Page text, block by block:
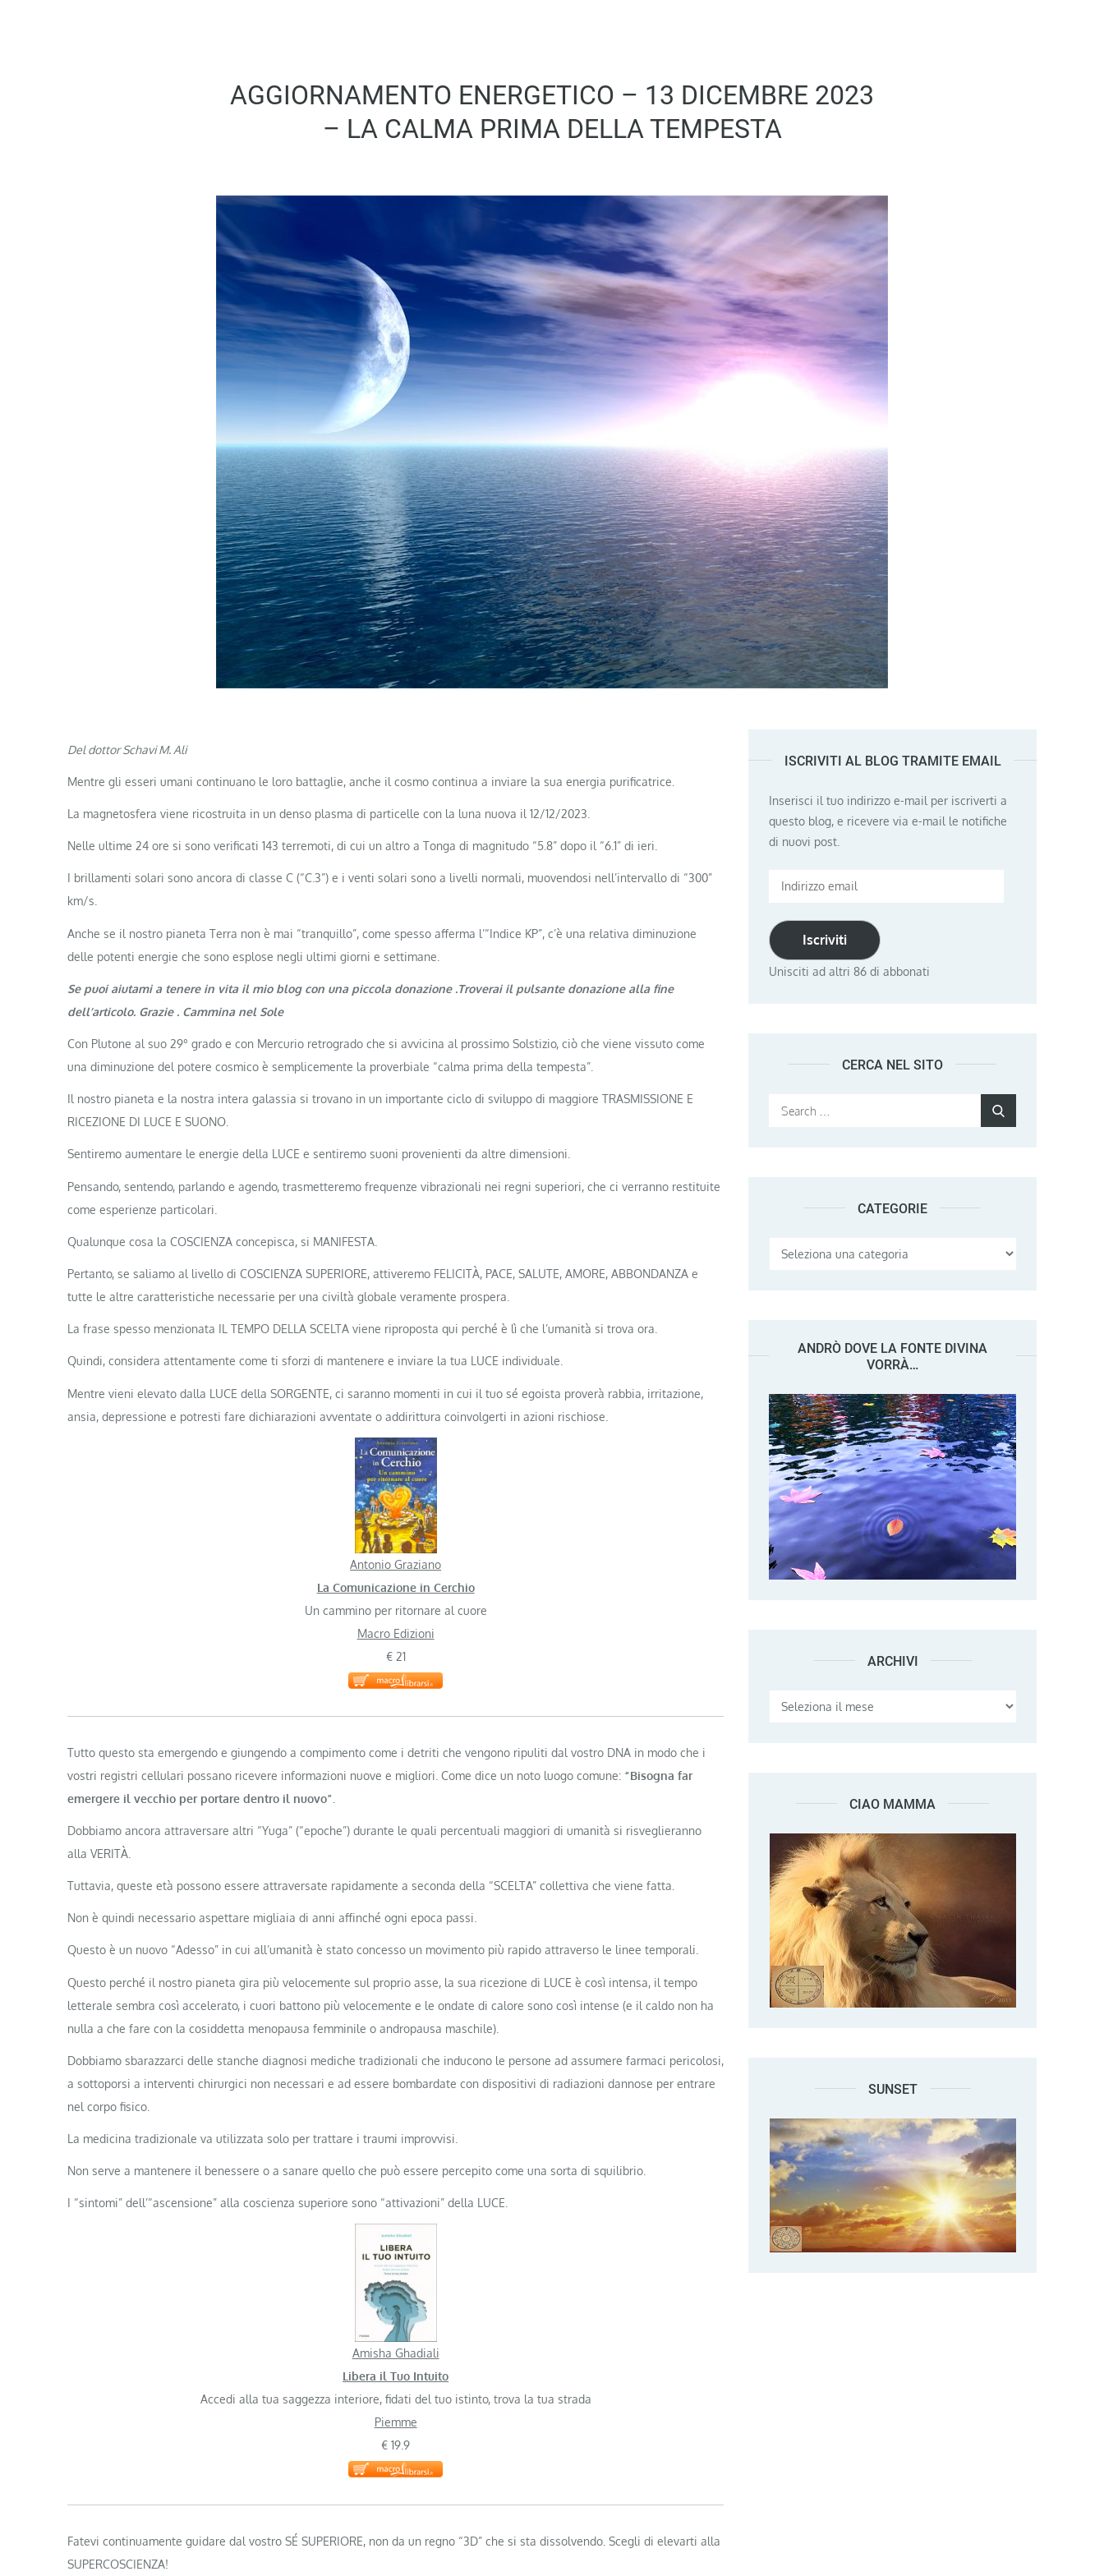
AGGIORNAMENTO ENERGETICO – 13 DICEMBRE 2023
– LA CALMA PRIMA DELLA TEMPESTA
Del dottor Schavi M. Ali
Mentre gli esseri umani continuano le loro battaglie, anche il cosmo continua a inviare la sua energia purificatrice.
La magnetosfera viene ricostruita in un denso plasma di particelle con la luna nuova il 12/12/2023.
Nelle ultime 24 ore si sono verificati 143 terremoti, di cui un altro a Tonga di magnitudo “5.8” dopo il “6.1” di ieri.
I brillamenti solari sono ancora di classe C (“C.3”) e i venti solari sono a livelli normali, muovendosi nell’intervallo di “300”
km/s.
Anche se il nostro pianeta Terra non è mai “tranquillo”, come spesso afferma l’“Indice KP”, c’è una relativa diminuzione
delle potenti energie che sono esplose negli ultimi giorni e settimane.
Se puoi aiutami a tenere in vita il mio blog con una piccola donazione .Troverai il pulsante donazione alla fine
dell’articolo. Grazie . Cammina nel Sole
Con Plutone al suo 29° grado e con Mercurio retrogrado che si avvicina al prossimo Solstizio, ciò che viene vissuto come
una diminuzione del potere cosmico è semplicemente la proverbiale “calma prima della tempesta”.
Il nostro pianeta e la nostra intera galassia si trovano in un importante ciclo di sviluppo di maggiore TRASMISSIONE E
RICEZIONE DI LUCE E SUONO.
Sentiremo aumentare le energie della LUCE e sentiremo suoni provenienti da altre dimensioni.
Pensando, sentendo, parlando e agendo, trasmetteremo frequenze vibrazionali nei regni superiori, che ci verranno restituite
come esperienze particolari.
Qualunque cosa la COSCIENZA concepisca, si MANIFESTA.
Pertanto, se saliamo al livello di COSCIENZA SUPERIORE, attiveremo FELICITÀ, PACE, SALUTE, AMORE, ABBONDANZA e
tutte le altre caratteristiche necessarie per una civiltà globale veramente prospera.
La frase spesso menzionata IL TEMPO DELLA SCELTA viene riproposta qui perché è lì che l’umanità si trova ora.
Quindi, considera attentamente come ti sforzi di mantenere e inviare la tua LUCE individuale.
Mentre vieni elevato dalla LUCE della SORGENTE, ci saranno momenti in cui il tuo sé egoista proverà rabbia, irritazione,
ansia, depressione e potresti fare dichiarazioni avventate o addirittura coinvolgerti in azioni rischiose.
Antonio Graziano
La Comunicazione in Cerchio
Un cammino per ritornare al cuore
Macro Edizioni
€ 21
Tutto questo sta emergendo e giungendo a compimento come i detriti che vengono ripuliti dal vostro DNA in modo che i
vostri registri cellulari possano ricevere informazioni nuove e migliori. Come dice un noto luogo comune: “Bisogna far
emergere il vecchio per portare dentro il nuovo”.
Dobbiamo ancora attraversare altri “Yuga” (“epoche”) durante le quali percentuali maggiori di umanità si risveglieranno
alla VERITÀ.
Tuttavia, queste età possono essere attraversate rapidamente a seconda della “SCELTA” collettiva che viene fatta.
Non è quindi necessario aspettare migliaia di anni affinché ogni epoca passi.
Questo è un nuovo “Adesso” in cui all’umanità è stato concesso un movimento più rapido attraverso le linee temporali.
Questo perché il nostro pianeta gira più velocemente sul proprio asse, la sua ricezione di LUCE è così intensa, il tempo
letterale sembra così accelerato, i cuori battono più velocemente e le ondate di calore sono così intense (e il caldo non ha
nulla a che fare con la cosiddetta menopausa femminile o andropausa maschile).
Dobbiamo sbarazzarci delle stanche diagnosi mediche tradizionali che inducono le persone ad assumere farmaci pericolosi,
a sottoporsi a interventi chirurgici non necessari e ad essere bombardate con dispositivi di radiazioni dannose per entrare
nel corpo fisico.
La medicina tradizionale va utilizzata solo per trattare i traumi improvvisi.
Non serve a mantenere il benessere o a sanare quello che può essere percepito come una sorta di squilibrio.
I “sintomi” dell’“ascensione” alla coscienza superiore sono “attivazioni” della LUCE.
Amisha Ghadiali
Libera il Tuo Intuito
Accedi alla tua saggezza interiore, fidati del tuo istinto, trova la tua strada
Piemme
€ 19.9
Fatevi continuamente guidare dal vostro SÉ SUPERIORE, non da un regno “3D” che si sta dissolvendo. Scegli di elevarti alla
SUPERCOSCIENZA!
ISCRIVITI AL BLOG TRAMITE EMAIL
Inserisci il tuo indirizzo e-mail per iscriverti a
questo blog, e ricevere via e-mail le notifiche
di nuovi post.
Indirizzo
Iscriviti
Unisciti ad altri 86 di abbonati
CERCA NEL SITO
Search
CATEGORIE
Categorie
ANDRÒ DOVE LA FONTE DIVINA
VORRÀ…
ARCHIVI Archivi
CIAO MAMMA
SUNSET